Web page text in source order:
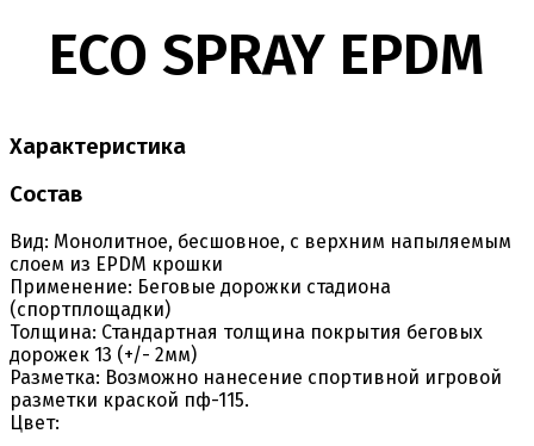
ECO SPRAY EPDM
Характеристика
Состав
Вид: Монолитное, бесшовное, с верхним напыляемым
слоем из EPDM крошки
Применение: Беговые дорожки стадиона
(спортплощадки)
Толщина: Стандартная толщина покрытия беговых
дорожек 13 (+/- 2мм)
Разметка: Возможно нанесение спортивной игровой
разметки краской пф-115.
Цвет: